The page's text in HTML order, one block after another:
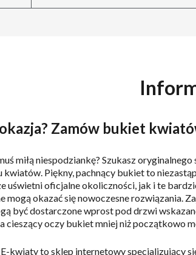
Zamów bukiet
miłą niespodziankę? Szukasz
kwiatów. Piękny, pachnący bukiet to
uświetni oficjalne okoliczności, jak i te
mogą okazać się nowoczesne rozwiązania.
być dostarczone wprost pod drzwi
cieszący oczy bukiet mniej niż początkowo
kwiaty to sklep internetowy specjalizujący